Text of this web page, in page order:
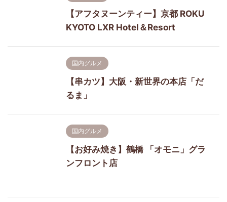
【アフタヌーンティー】京都 ROKU
KYOTO LXR Hotel＆Resort
国内グルメ
【串カツ】大阪・新世界の本店「だ
るま」
国内グルメ
【お好み焼き】鶴橋 「オモニ」グラ
ンフロント店